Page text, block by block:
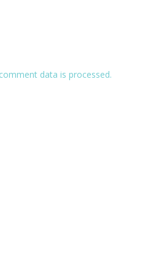
data is processed.